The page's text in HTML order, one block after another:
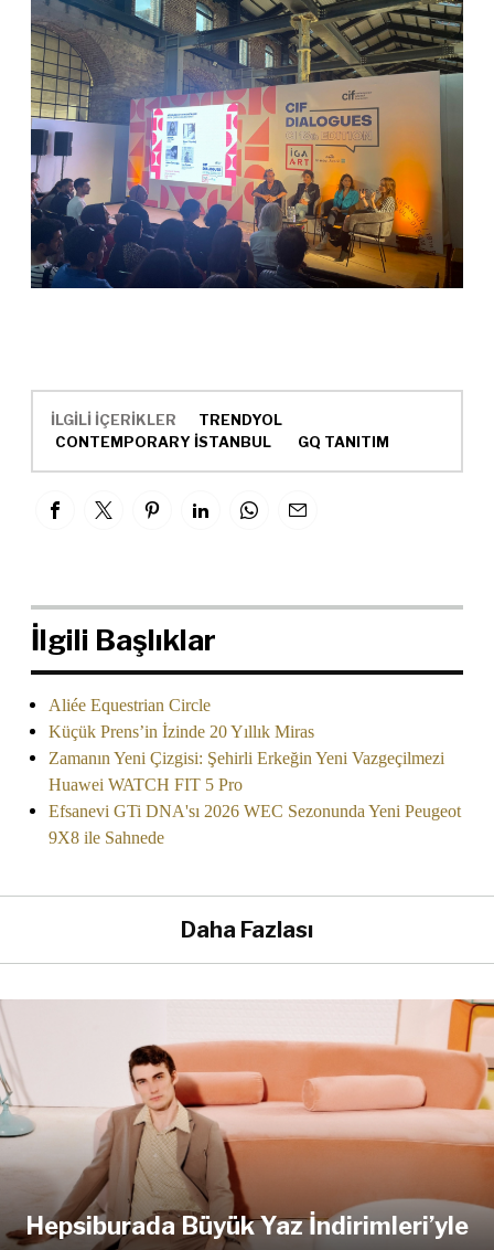
İLGİLİ İÇERİKLER
TRENDYOL
CONTEMPORARY İSTANBUL
GQ TANITIM
İlgili Başlıklar
Aliée Equestrian Circle
Küçük Prens’in İzinde 20 Yıllık Miras
Zamanın Yeni Çizgisi: Şehirli Erkeğin Yeni Vazgeçilmezi
Huawei WATCH FIT 5 Pro
Efsanevi GTi DNA'sı 2026 WEC Sezonunda Yeni Peugeot
9X8 ile Sahnede
Daha Fazlası
Hepsiburada Büyük Yaz İndirimleri’yle